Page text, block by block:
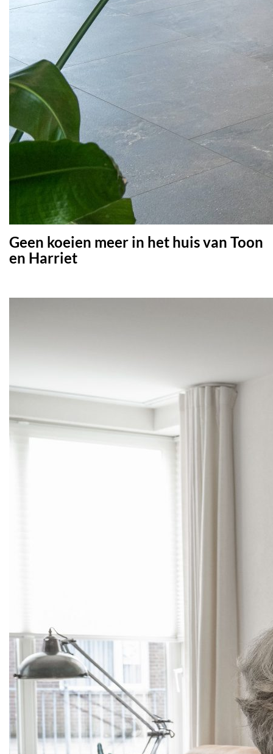
Geen koeien meer in het huis van Toon
en Harriet